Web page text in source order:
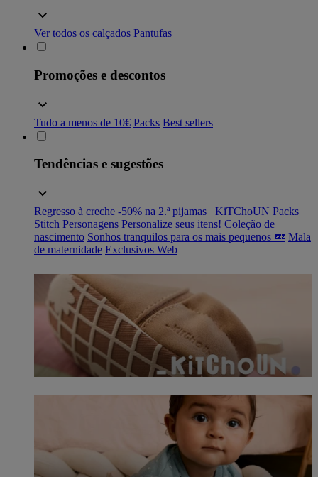
Ver todos os calçados Pantufas
Promoções e descontos
Tudo a menos de 10€ Packs Best sellers
Tendências e sugestões
Regresso à creche -50% na 2.ª pijamas _KiTChoUN Packs
Stitch Personagens Personalize seus itens! Coleção de
nascimento Sonhos tranquilos para os mais pequenos 💤 Mala
de maternidade Exclusivos Web